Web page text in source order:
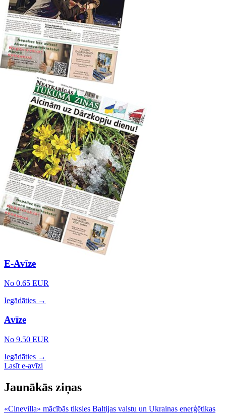
E-Avīze
No 0.65 EUR
Iegādāties →
Avīze
No 9.50 EUR
Iegādāties →
Lasīt e-avīzi
Jaunākās ziņas
«Cinevilla» mācībās tiksies Baltijas valstu un Ukrainas enerģētikas